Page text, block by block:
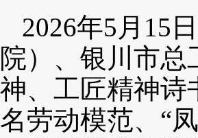
2026年5月15
院）、银川市总
神、工匠精神诗
名劳动模范、“